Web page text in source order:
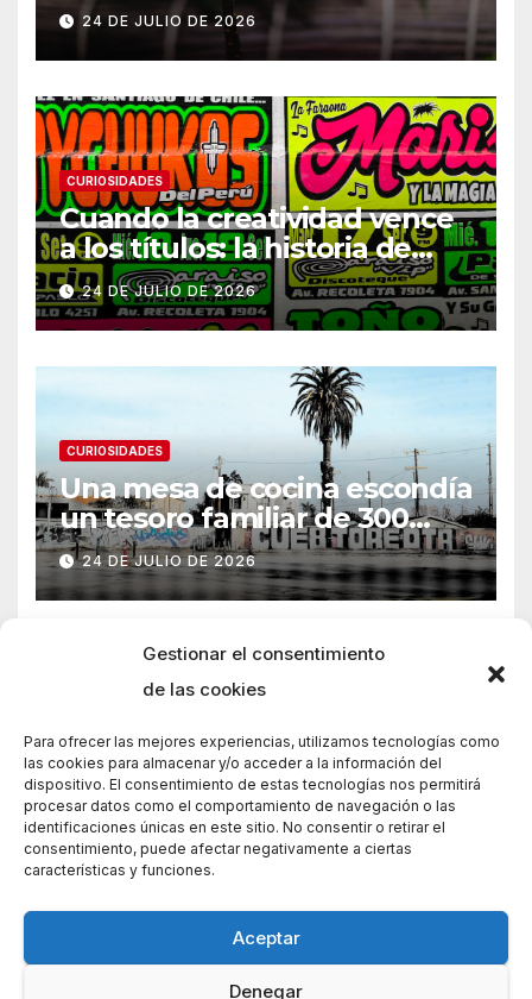
Gestionar el consentimiento
de las cookies
Para ofrecer las mejores experiencias, utilizamos tecnologías como
las cookies para almacenar y/o acceder a la información del
dispositivo. El consentimiento de estas tecnologías nos permitirá
procesar datos como el comportamiento de navegación o las
identificaciones únicas en este sitio. No consentir o retirar el
consentimiento, puede afectar negativamente a ciertas
características y funciones.
Aceptar
Denegar
Chicago
24 DE JULIO DE 2026
CURIOSIDADES
Cuando la creatividad vence
a los títulos: la historia de
Armani
24 DE JULIO DE 2026
CURIOSIDADES
Una mesa de cocina escondía
un tesoro familiar de 300
años
24 DE JULIO DE 2026